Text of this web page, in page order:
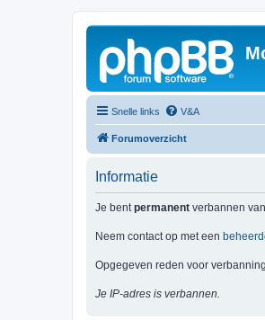
Snelle links V&A
Forumoverzicht
Informatie
Je bentpermanent verbannen
Neem contact op met een
Opgegeven reden voor
Je IP-adres is verbannen.